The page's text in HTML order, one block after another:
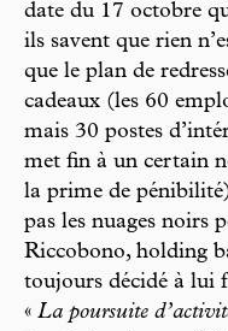
date du 17 octobre
ils savent que rien
que le plan de
cadeaux (les 60
mais 30 postes
met fin à un certain
la prime de
pas les nuages noirs
Riccobono, holding
toujours décidé à lui
« La poursuite